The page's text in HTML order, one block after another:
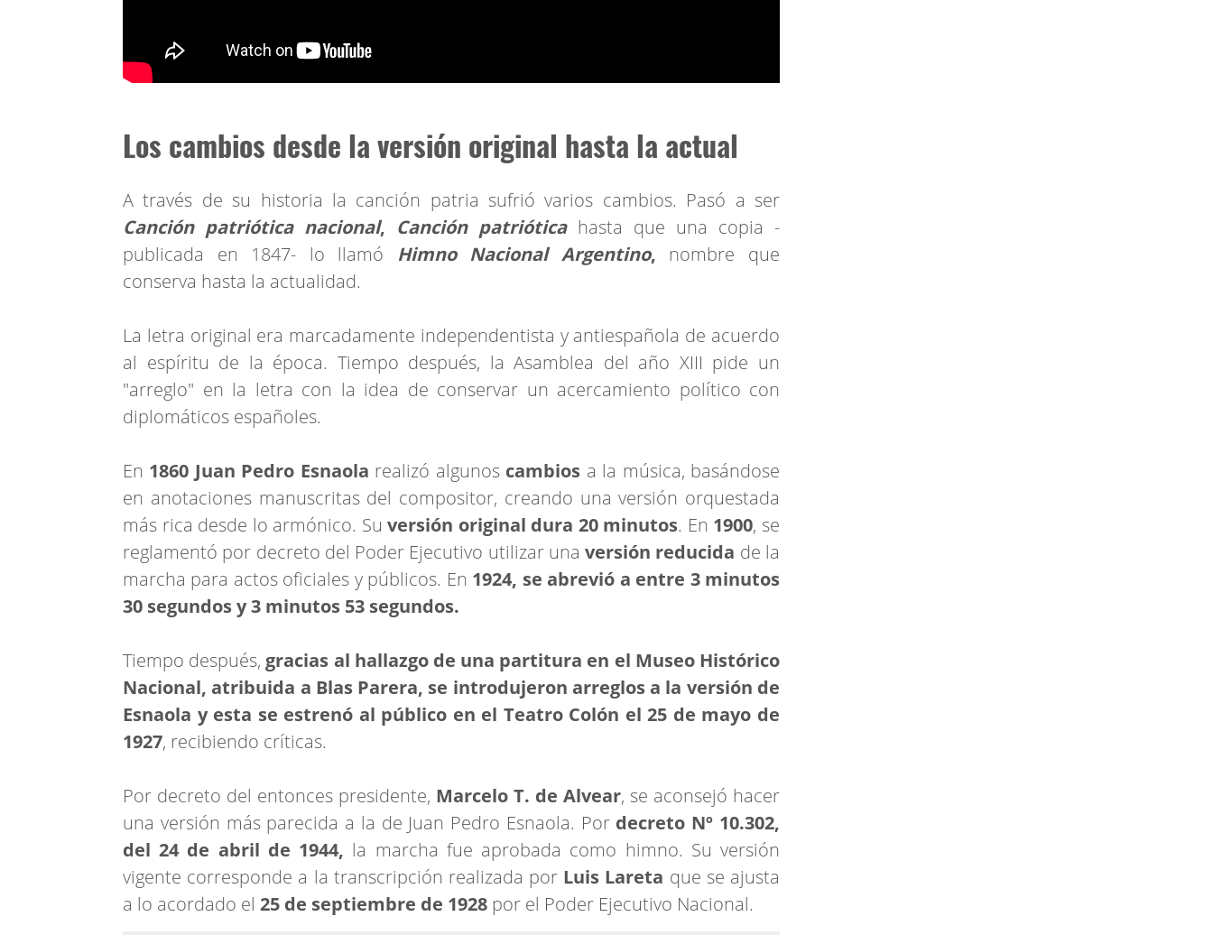
Los cambios desde la versión original hasta la actual
A través de su historia la canción patria sufrió varios cambios. Pasó a ser
Canción patriótica nacional, Canción patrióticahasta que una copia -
publicada en 1847- lo llamó Himno Nacional Argentino, nombre que
conserva hasta la actualidad.
La letra original era marcadamente independentista y antiespañola de acuerdo
al espíritu de la época. Tiempo después, la Asamblea del año XIII pide un
"arreglo" en la letra con la idea de conservar un acercamiento político con
diplomáticos españoles.
En 1860 Juan Pedro Esnaola realizó algunos cambios a la música, basándose
en anotaciones manuscritas del compositor, creando una versión orquestada
más rica desde lo armónico. Su versión original dura 20 minutos. En 1900, se
reglamentó por decreto del Poder Ejecutivo utilizar una versión reducida de la
marcha para actos oficiales y públicos. En 1924, se abrevió a entre 3 minutos
30 segundos y 3 minutos 53 segundos.
Tiempo después, gracias al hallazgo de una partitura en el Museo Histórico
Nacional, atribuida a Blas Parera, se introdujeron arreglos a la versión de
Esnaola y esta se estrenó al público en el Teatro Colón el 25 de mayo de
1927, recibiendo críticas.
Por decreto del entonces presidente, Marcelo T. de Alvear, se aconsejó hacer
una versión más parecida a la de Juan Pedro Esnaola. Por decreto Nº 10.302,
del 24 de abril de 1944, la marcha fue aprobada como himno. Su versión
vigente corresponde a la transcripción realizada por Luis Lareta que se ajusta
a lo acordado el 25 de septiembre de 1928 por el Poder Ejecutivo Nacional.